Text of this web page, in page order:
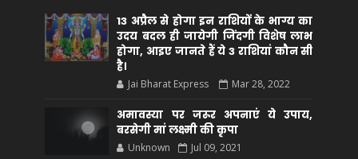
13 अप्रैल से होगा इन राशियों के भाग्य का
उदय बदल ही जायेगी जिंदगी विशेष लाभ
होगा, आइए जानते हैं ये 3 राशियां कौन सीं
है।
Jai Bharat Express Mar 28, 2022
अमावस्या पर जरूर अपनाएं ये उपाय,
बरसेगी मां लक्ष्मी की कृपा
Unknown Jul 09, 2021